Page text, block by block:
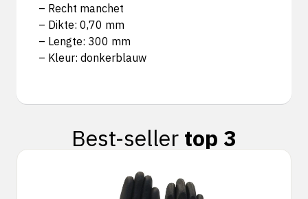
– Recht manchet
– Dikte: 0,70 mm
– Lengte: 300 mm
– Kleur: donkerblauw
Best-seller top 3